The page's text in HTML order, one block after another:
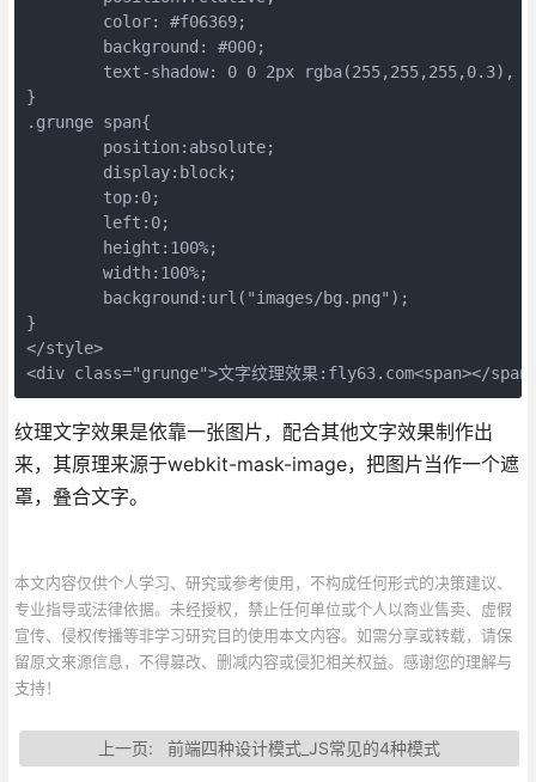
}
.grunge span{
}
</style>
<div class="grunge">文字纹理效果:fly63.com<span></
纹理文字效果是依靠一张图片，配合其他文字效果制作出
来，其原理来源于webkit-mask-image，把图片当作一个遮
罩，叠合文字。
本文内容仅供个人学习、研究或参考使用，不构成任何形式的决策建议、
专业指导或法律依据。未经授权，禁止任何单位或个人以商业售卖、虚假
宣传、侵权传播等非学习研究目的使用本文内容。如需分享或转载，请保
留原文来源信息，不得篡改、删减内容或侵犯相关权益。感谢您的理解与
支持！
上一页: 前端四种设计模式_JS常见的4种模式